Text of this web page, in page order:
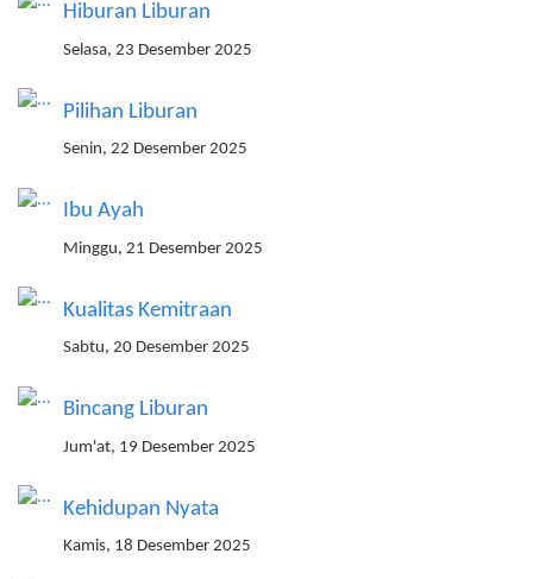
Hiburan Liburan
Selasa, 23 Desember 2025
Pilihan Liburan
Senin, 22 Desember 2025
Ibu Ayah
Minggu, 21 Desember 2025
Kualitas Kemitraan
Sabtu, 20 Desember 2025
Bincang Liburan
Jum'at, 19 Desember 2025
Kehidupan Nyata
Kamis, 18 Desember 2025